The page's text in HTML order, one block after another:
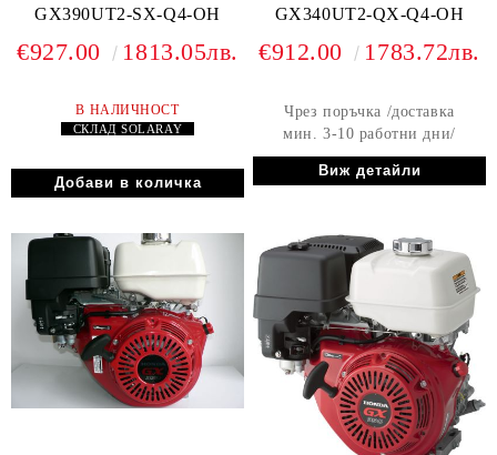
GX390UT2-SX-Q4-OH
€927.00 1813.05лв.
В НАЛИЧНОСТ
СКЛАДSOLARAY
GX340UT2-QX-Q4-OH
€912.00 1783.72лв.
Чрез поръчка /доставка
мин. 3-10 работни дни/
Виж детайли